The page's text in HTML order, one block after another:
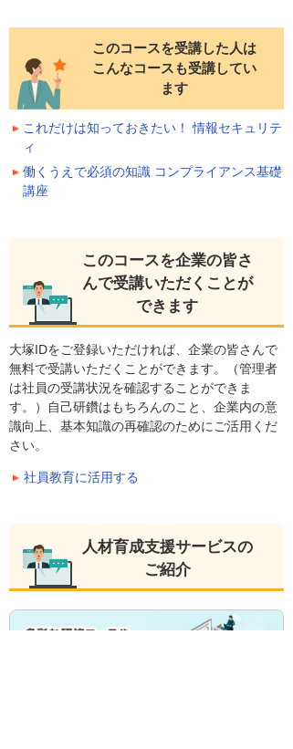
このコースを受講した人は
こんなコースも受講してい
ます
これだけは知っておきたい！ 情報セキュリテ
ィ
働くうえで必須の知識 コンプライアンス基礎
講座
このコースを企業の皆さ
んで受講いただくことが
できます
大塚IDをご登録いただければ、企業の皆さんで
無料で受講いただくことができます。（管理者
は社員の受講状況を確認することができま
す。）自己研鑽はもちろんのこと、企業内の意
識向上、基本知識の再確認のためにご活用くだ
さい。
社員教育に活用する
人材育成支援サービスの
ご紹介